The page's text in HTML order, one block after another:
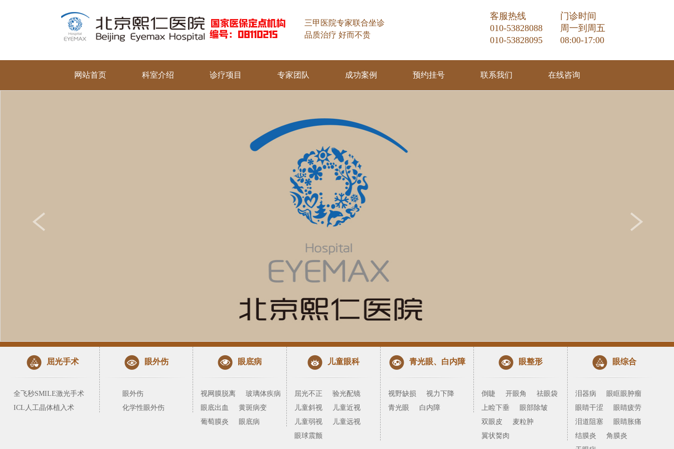
三甲医院专家联合坐诊
品质治疗 好而不贵
门诊时间
周一到周五
08:00-17:00
客服热线
010-53828088
010-53828095
网站首页 科室介绍 诊疗项目 专家团队 成功案例 预约挂号 联系我们 在线咨询
屈光手术
全飞秒SMILE激光手术
ICL人工晶体植入术
眼外伤
眼外伤
化学性眼外伤
眼底病
视网膜脱离
玻璃体疾病
眼底出血
黄斑病变
葡萄膜炎
眼底病
儿童眼科
屈光不正
验光配镜
儿童斜视
儿童近视
儿童弱视
儿童远视
眼球震颤
青光眼、白内障
视野缺损
视力下降
青光眼
白内障
眼整形
倒睫 开眼角
祛眼袋
上睑下垂
眼部除皱
双眼皮
麦粒肿
翼状胬肉
眼综合
泪器病
眼眶眼肿瘤
眼睛干涩
眼睛疲劳
泪道阻塞
眼睛胀痛
结膜炎
角膜炎